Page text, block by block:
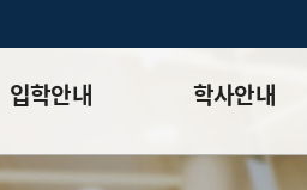
입학안내
강
학사안내
학사일정